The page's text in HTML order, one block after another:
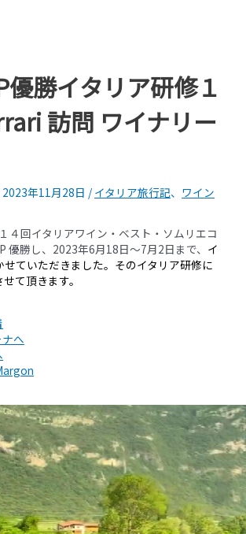
優勝イタリア研修１
訪問 ワイナリー
2023年11月28日 / イタリア旅行記、 ワイン
４回イタリアワイン・ベスト・ソムリエコ
優勝し、2023年6月18日～7月2日まで、 イ
せていただきました。そのイタリア研修に
て頂きます。
へ